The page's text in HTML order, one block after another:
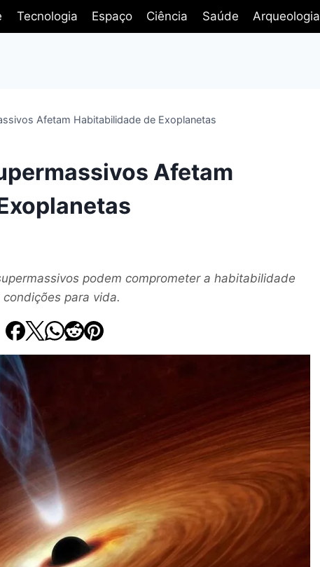
Tecnologia Espaço Ciência Saúde Arqueologia
Afetam Habitabilidade de Exoplanetas
Afetam
podem comprometer a habitabilidade
para vida.